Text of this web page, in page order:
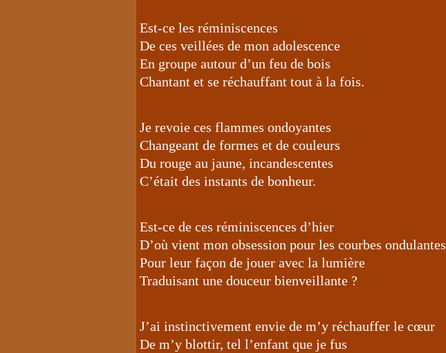
Est-ce les réminiscences
De ces veillées de mon adolescence
En groupe autour d’un feu de bois
Chantant et se réchauffant tout à la fois.
Je revoie ces flammes ondoyantes
Changeant de formes et de couleurs
Du rouge au jaune, incandescentes
C’était des instants de bonheur.
Est-ce de ces réminiscences d’hier
D’où vient mon obsession pour les courbes ondulantes
Pour leur façon de jouer avec la lumière
Traduisant une douceur bienveillante ?
J’ai instinctivement envie de m’y réchauffer le cœur
De m’y blottir, tel l’enfant que je fus